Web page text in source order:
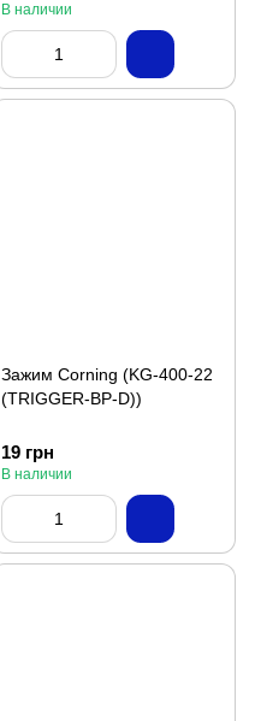
В наличии
Зажим Corning (KG-400-22
(TRIGGER-BP-D))
19 грн
В наличии